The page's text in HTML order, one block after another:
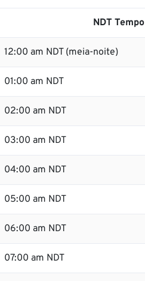
NDT Tempo
12:00 am NDT (meia-noite)
01:00 am NDT
02:00 am NDT
03:00 am NDT
04:00 am NDT
05:00 am NDT
06:00 am NDT
07:00 am NDT